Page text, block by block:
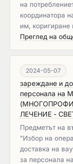
на
координатора
им,
Преглед на
2024-05-07
зареждане и
персонала на
(
ЛЕЧЕНИЕ -
Предметът на
”Избор на
доставка на
за персонала